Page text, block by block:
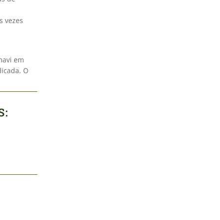
vezes
em
O